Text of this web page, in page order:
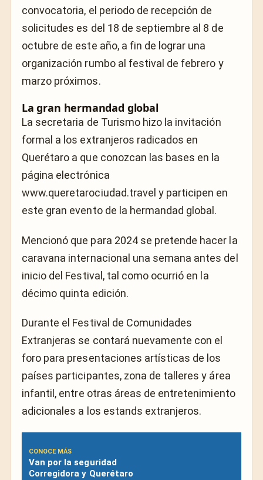
convocatoria, el periodo de recepción de
solicitudes es del 18 de septiembre al 8 de
octubre de este año, a fin de lograr una
organización rumbo al festival de febrero y
marzo próximos.
La gran hermandad global
La secretaria de Turismo hizo la invitación
formal a los extranjeros radicados en
Querétaro a que conozcan las bases en la
página electrónica
www.queretarociudad.travel y participen en
este gran evento de la hermandad global.
Mencionó que para 2024 se pretende hacer la
caravana internacional una semana antes del
inicio del Festival, tal como ocurrió en la
décimo quinta edición.
Durante el Festival de Comunidades
Extranjeras se contará nuevamente con el
foro para presentaciones artísticas de los
países participantes, zona de talleres y área
infantil, entre otras áreas de entretenimiento
adicionales a los estands extranjeros.
CONOCE MÁS
Van por la seguridad
Corregidora y Querétaro